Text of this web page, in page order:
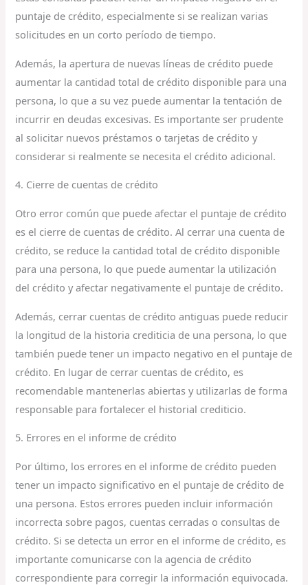
puntaje de crédito, especialmente si se realizan varias
solicitudes en un corto período de tiempo.
Además, la apertura de nuevas líneas de crédito puede
aumentar la cantidad total de crédito disponible para una
persona, lo que a su vez puede aumentar la tentación de
incurrir en deudas excesivas. Es importante ser prudente
al solicitar nuevos préstamos o tarjetas de crédito y
considerar si realmente se necesita el crédito adicional.
4. Cierre de cuentas de crédito
Otro error común que puede afectar el puntaje de crédito
es el cierre de cuentas de crédito. Al cerrar una cuenta de
crédito, se reduce la cantidad total de crédito disponible
para una persona, lo que puede aumentar la utilización
del crédito y afectar negativamente el puntaje de crédito.
Además, cerrar cuentas de crédito antiguas puede reducir
la longitud de la historia crediticia de una persona, lo que
también puede tener un impacto negativo en el puntaje de
crédito. En lugar de cerrar cuentas de crédito, es
recomendable mantenerlas abiertas y utilizarlas de forma
responsable para fortalecer el historial crediticio.
5. Errores en el informe de crédito
Por último, los errores en el informe de crédito pueden
tener un impacto significativo en el puntaje de crédito de
una persona. Estos errores pueden incluir información
incorrecta sobre pagos, cuentas cerradas o consultas de
crédito. Si se detecta un error en el informe de crédito, es
importante comunicarse con la agencia de crédito
correspondiente para corregir la información equivocada.